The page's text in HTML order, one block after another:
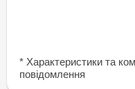
* Характеристики та
повідомлення